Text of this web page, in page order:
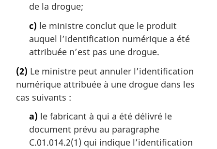
de la drogue;
c) le ministre conclut que le produit
auquel l’identification numérique a été
attribuée n’est pas une drogue.
(2) Le ministre peut annuler l’identification
numérique attribuée à une drogue dans les
cas suivants :
a) le fabricant à qui a été délivré le
document prévu au paragraphe
C.01.014.2(1) qui indique l’identification